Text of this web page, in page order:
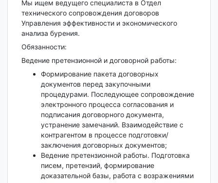
Мы ищем ведущего специалиста в Отдел
технического сопровождения договоров
Управления эффективности и экономического
анализа бурения.
Обязанности:
Ведение претензионной и договорной работы:
Формирование пакета договорных
документов перед закупочными
процедурами. Последующее сопровождение
электронного процесса согласования и
подписания договорного документа,
устранение замечаний. Взаимодействие с
контрагентом в процессе подготовки/
заключения договорных документов;
Ведение претензионной работы. Подготовка
писем, претензий, формирование
доказательной базы, работа с возражениями